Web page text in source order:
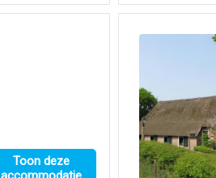
Toon deze